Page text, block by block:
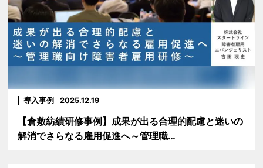
導入事例 2025.12.19
【倉敷紡績研修事例】成果が出る合理的配慮と迷いの
解消でさらなる雇用促進へ～管理職…